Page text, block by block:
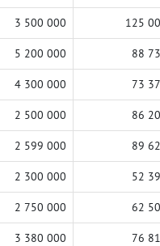
3 500 000 125
5 200 000 88
4 300 000 73
2 500 000 86
2 599 000 89
2 300 000 52
2 750 000 62
3 380 000 76